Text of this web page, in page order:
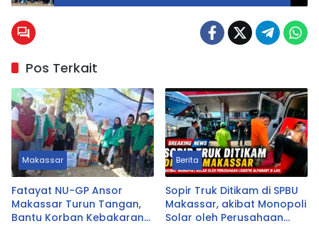
Berbasis Kebutuhan Warga
Pos Terkait
Makassar
Fatayat NU-GP Ansor
Makassar Turun Tangan,
Bantu Korban Kebakaran
Berita
Sopir Truk Ditikam di SPBU
Makassar, akibat Monopoli
Solar oleh Perusahaan